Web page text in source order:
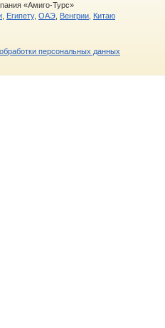
«Амиго-Турс»
Египету, ОАЭ Венгрии Китаю
персональных данных